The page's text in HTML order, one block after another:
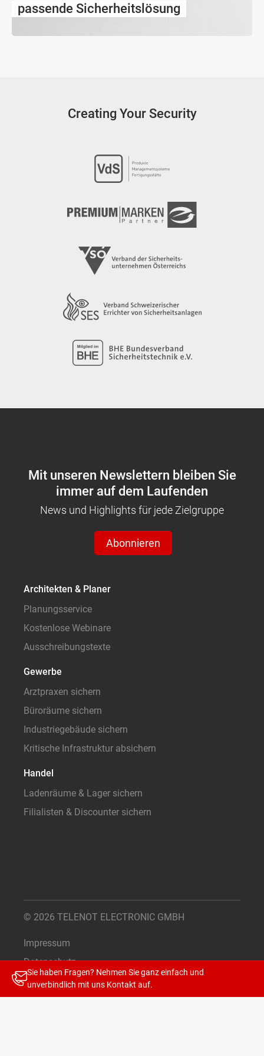
Sie haben Fragen? Nehmen Sie ganz einfach und
unverbindlich mit uns Kontakt auf.
passende Sicherheitslösung
Creating Your Security
Mit unseren Newslettern bleiben Sie
immer auf dem Laufenden
News und Highlights für jede Zielgruppe
Abonnieren
Architekten & Planer
Planungsservice
Kostenlose Webinare
Ausschreibungstexte
Gewerbe
Arztpraxen sichern
Büroräume sichern
Industriegebäude sichern
Kritische Infrastruktur absichern
Handel
Ladenräume & Lager sichern
Filialisten & Discounter sichern
© 2026 TELENOT ELECTRONIC GMBH
Impressum
Datenschutz
Cookie-Einstellungen